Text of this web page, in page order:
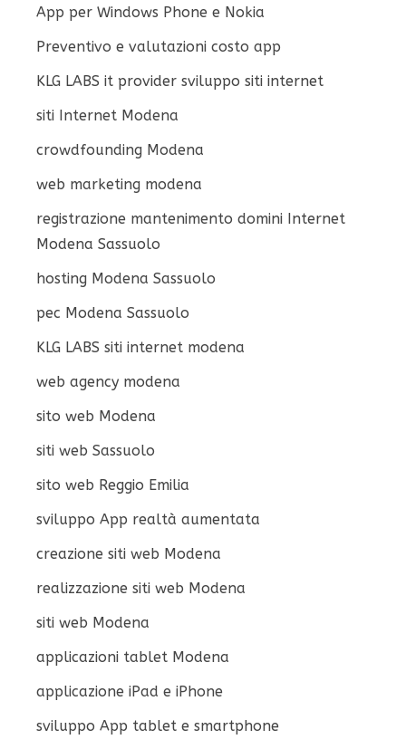
App per Windows Phone e Nokia
Preventivo e valutazioni costo app
KLG LABS it provider sviluppo siti internet
siti Internet Modena
crowdfounding Modena
web marketing modena
registrazione mantenimento domini Internet
Modena Sassuolo
hosting Modena Sassuolo
pec Modena Sassuolo
KLG LABS siti internet modena
web agency modena
sito web Modena
siti web Sassuolo
sito web Reggio Emilia
sviluppo App realtà aumentata
creazione siti web Modena
realizzazione siti web Modena
siti web Modena
applicazioni tablet Modena
applicazione iPad e iPhone
sviluppo App tablet e smartphone